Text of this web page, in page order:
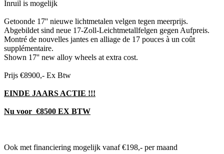
Inruil is mogelijk
Getoonde 17'' nieuwe lichtmetalen velgen tegen meerprijs.
Abgebildet sind neue 17-Zoll-Leichtmetallfelgen gegen Aufpreis.
Montré de nouvelles jantes en alliage de 17 pouces à un coût
supplémentaire.
Shown 17'' new alloy wheels at extra cost.
Prijs €8900,- Ex Btw
EINDE JAARS ACTIE !!!
Nu voor €8500 EX BTW
Ook met financiering mogelijk vanaf €198,- per maand